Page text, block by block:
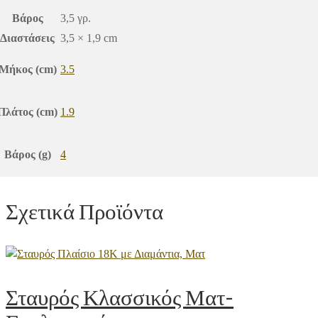
Βάρος
3,5 γρ.
Διαστάσεις 3,5 × 1,9 cm
(cm) 3.5
(cm) 1.9
Βάρος (g) 4
Σχετικά Προϊόντα
Σταυρός Κλασσικός Ματ-